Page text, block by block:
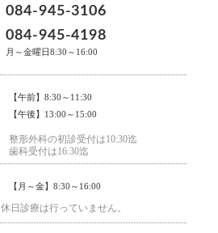
084-945-3106
084-945-4198
月～金曜日8:30～16:00
【午前】8:30～11:30
【午後】13:00～15:00
整形外科の初診受付は10:30迄
歯科受付は16:30迄
【月～金】8:30～16:00
休日診療は行っていません。